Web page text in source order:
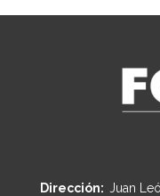
Dirección: Juan